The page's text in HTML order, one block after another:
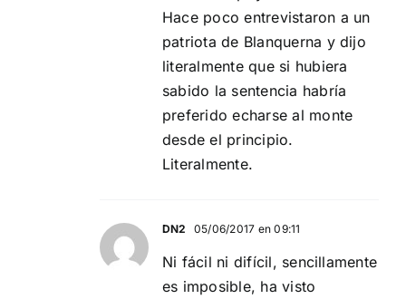
Hace poco entrevistaron a un
patriota de Blanquerna y dijo
literalmente que si hubiera
sabido la sentencia habría
preferido echarse al monte
desde el principio.
Literalmente.
DN2 05/06/2017 en 09:11
Ni fácil ni difícil, sencillamente
es imposible, ha visto